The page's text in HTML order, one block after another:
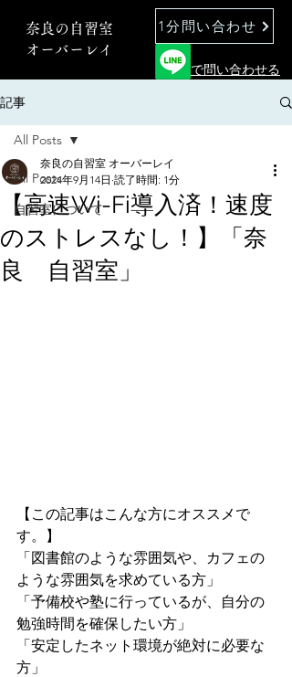
奈良の自習室
オーバーレイ
1分問い合わせ
で問い合わせる
記事
All Posts
自習室について
All Posts
【高速Wi-Fi導入済！速度
のストレスなし！】「奈
良 自習室」
奈良の自習室 オーバーレイ
2024年9月14日 読了時間: 1分
【この記事はこんな方にオススメで
す。】
「図書館のような雰囲気や、カフェの
ような雰囲気を求めている方」
「予備校や塾に行っているが、自分の
勉強時間を確保したい方」
「安定したネット環境が絶対に必要な
方」